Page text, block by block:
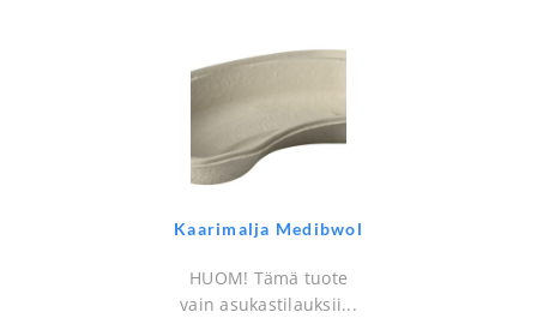
Kaarimalja Medibwol
HUOM! Tämä tuote
vain asukastilauksii...